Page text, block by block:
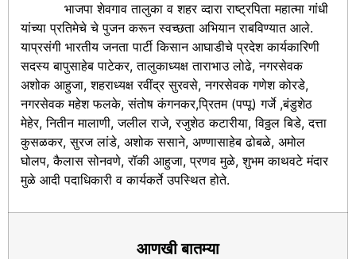
भाजपा शेवगाव तालुका व शहर व्दारा राष्ट्रपिता महात्मा गांधी
यांच्या प्रतिमेचे चे पुजन करून स्वच्छता अभियान राबविण्यात आले.
याप्रसंगी भारतीय जनता पार्टी किसान आघाडीचे प्रदेश कार्यकारिणी
सदस्य बापुसाहेब पाटेकर, तालुकाध्यक्ष ताराभाउ लोढे, नगरसेवक
अशोक आहुजा, शहराध्यक्ष रवींद्र सुरवसे, नगरसेवक गणेश कोरडे,
नगरसेवक महेश फलके, संतोष कंगनकर,प्रितम (पप्पू) गर्जे ,बंडुशेठ
मेहेर, नितीन मालाणी, जलील राजे, रजुशेठ कटारीया, विठ्ठल बिडे, दत्ता
कुसळकर, सुरज लांडे, अशोक ससाने, अण्णासाहेब ढोबळे, अमोल
घोलप, कैलास सोनवणे, रॉकी आहुजा, प्रणव मुळे, शुभम काथवटे मंदार
मुळे आदी पदाधिकारी व कार्यकर्ते उपस्थित होते.
आणखी बातम्या